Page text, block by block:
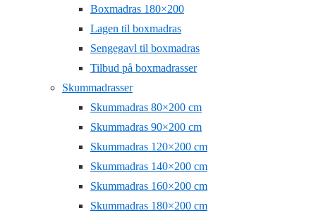
Boxmadras 180×200
Lagen til boxmadras
Sengegavl til boxmadras
Tilbud på boxmadrasser
Skummadrasser
Skummadras 80×200 cm
Skummadras 90×200 cm
Skummadras 120×200 cm
Skummadras 140×200 cm
Skummadras 160×200 cm
Skummadras 180×200 cm